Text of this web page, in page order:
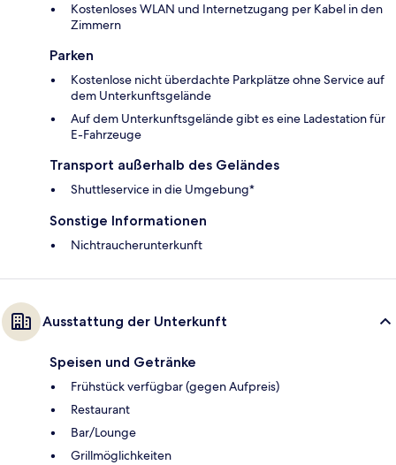
Kostenloses WLAN und Internetzugang per Kabel in den
Zimmern
Parken
Kostenlose nicht überdachte Parkplätze ohne Service auf
dem Unterkunftsgelände
Auf dem Unterkunftsgelände gibt es eine Ladestation für
E-Fahrzeuge
Transport außerhalb des Geländes
Shuttleservice in die Umgebung*
Sonstige Informationen
Nichtraucherunterkunft
Ausstattung der Unterkunft
Speisen und Getränke
Frühstück verfügbar (gegen Aufpreis)
Restaurant
Bar/Lounge
Grillmöglichkeiten